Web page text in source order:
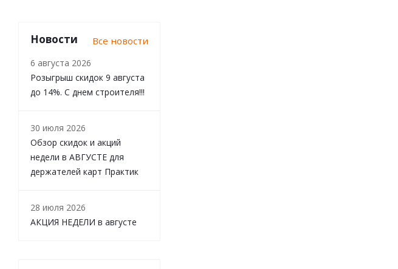
Новости Все новости
6 августа 2026
Розыгрыш скидок 9 августа
до 14%. С днем строителя!!!
30 июля 2026
Обзор скидок и акций
недели в АВГУСТЕ для
держателей карт Практик
28 июля 2026
АКЦИЯ НЕДЕЛИ в августе